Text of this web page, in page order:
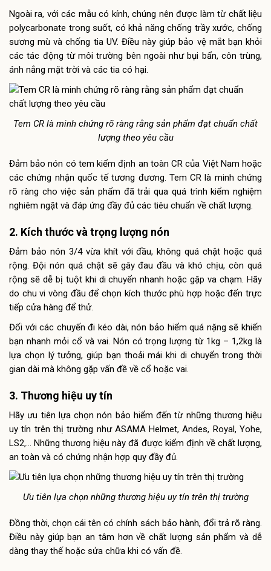
Ngoài ra, với các mẫu có kính, chúng nên được làm từ chất liệu
polycarbonate trong suốt, có khả năng chống trầy xước, chống
sương mù và chống tia UV. Điều này giúp bảo vệ mắt bạn khỏi
các tác động từ môi trường bên ngoài như bụi bẩn, côn trùng,
ánh nắng mặt trời và các tia có hại.
Tem CR là minh chứng rõ ràng rằng sản phẩm đạt chuẩn chất
lượng theo yêu cầu
Đảm bảo nón có tem kiểm định an toàn CR của Việt Nam hoặc
các chứng nhận quốc tế tương đương. Tem CR là minh chứng
rõ ràng cho việc sản phẩm đã trải qua quá trình kiểm nghiệm
nghiêm ngặt và đáp ứng đầy đủ các tiêu chuẩn về chất lượng.
2. Kích thước và trọng lượng nón
Đảm bảo nón 3/4 vừa khít với đầu, không quá chật hoặc quá
rộng. Đội nón quá chật sẽ gây đau đầu và khó chịu, còn quá
rộng sẽ dễ bị tuột khi di chuyển nhanh hoặc gặp va chạm. Hãy
do chu vi vòng đầu để chọn kích thước phù hợp hoặc đến trực
tiếp cửa hàng để thử.
Đối với các chuyến đi kéo dài, nón bảo hiểm quá nặng sẽ khiến
bạn nhanh mỏi cổ và vai. Nón có trọng lượng từ 1kg – 1,2kg là
lựa chọn lý tưởng, giúp bạn thoải mái khi di chuyển trong thời
gian dài mà không gặp vấn đề về cổ hoặc vai.
3. Thương hiệu uy tín
Hãy ưu tiên lựa chọn nón bảo hiểm đến từ những thương hiệu
uy tín trên thị trường như ASAMA Helmet, Andes, Royal, Yohe,
LS2,… Những thương hiệu này đã được kiểm định về chất lượng,
an toàn và có chứng nhận hợp quy đầy đủ.
Ưu tiên lựa chọn những thương hiệu uy tín trên thị trường
Đồng thời, chọn cái tên có chính sách bảo hành, đổi trả rõ ràng.
Điều này giúp bạn an tâm hơn về chất lượng sản phẩm và dễ
dàng thay thế hoặc sửa chữa khi có vấn đề.